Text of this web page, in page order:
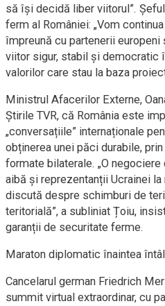
să își decidă liber viitorul”.
ferm al României: „Vom
împreună cu partenerii europeni
viitor sigur, stabil și democratic
valorilor care stau la baza
Ministrul Afacerilor Externe,
Știrile TVR, că România este
„conversațiile” internaționale
obținerea unei păci durabile,
formate bilaterale. „O
aibă și reprezentanții Ucrainei
discută despre schimburi de
teritorială”, a subliniat Țoiu,
garanții de securitate ferme.
Maraton diplomatic înaintea
Cancelarul german Friedrich
summit virtual extraordinar, cu